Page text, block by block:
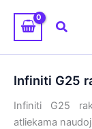
turinio
Paieška
Infiniti G25
Infiniti G25
atliekama